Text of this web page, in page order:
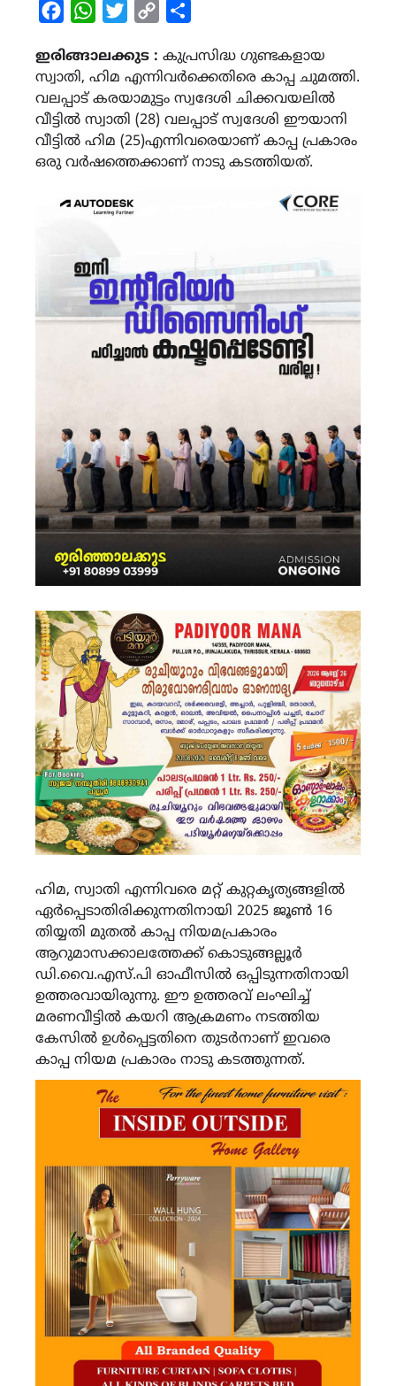
FacebookWhatsAppTwitterCopy
ഇരിങ്ങാലക്കുട : കുപ്രസിദ്ധ ഗുണ്ടകളായ
സ്വാതി, ഹിമ എന്നിവർക്കെതിരെ കാപ്പ ചുമത്തി.
വലപ്പാട് കരയാമുട്ടം സ്വദേശി ചിക്കവയലിൽ
വീട്ടിൽ സ്വാതി (28) വലപ്പാട് സ്വദേശി ഈയാനി
വീട്ടിൽ ഹിമ (25)എന്നിവരെയാണ് കാപ്പ പ്രകാരം
ഒരു വർഷത്തെക്കാണ് നാടു കടത്തിയത്.
ഹിമ, സ്വാതി എന്നിവരെ മറ്റ് കുറ്റകൃത്യങ്ങളിൽ
ഏർപ്പെടാതിരിക്കുന്നതിനായി 2025 ജൂൺ 16
തിയ്യതി മുതൽ കാപ്പ നിയമപ്രകാരം
ആറുമാസക്കാലത്തേക്ക് കൊടുങ്ങല്ലൂർ
ഡി.വൈ.എസ്.പി ഓഫീസിൽ ഒപ്പിടുന്നതിനായി
ഉത്തരവായിരുന്നു. ഈ ഉത്തരവ് ലംഘിച്ച്
മരണവീട്ടിൽ കയറി ആക്രമണം നടത്തിയ
കേസിൽ ഉൾപ്പെട്ടതിനെ തുടർനാണ് ഇവരെ
കാപ്പ നിയമ പ്രകാരം നാടു കടത്തുന്നത്.